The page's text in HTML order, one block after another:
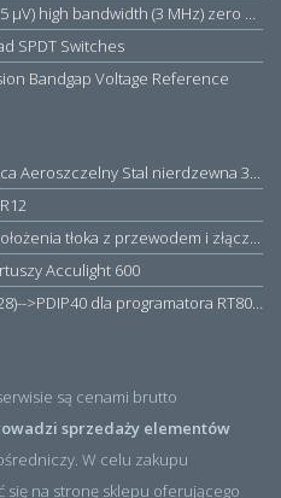
TSZ182IST Very high accuracy (25 µV) high bandwidth (3 MHz) zero drift 5 V operational amplifiers
SPDT Switches
Bandgap Voltage Reference
RS PRO Nakrętka zabezpieczająca Aeroszczelny Stal nierdzewna 316 Zwykłe
CE3M8P W0952029394 Czujnik położenia tłoka z przewodem i złączem M8, PNP NO, 10...30VDC, 100mA, METALWORK, METAL WORK jak MZT1-0
Acculight 600
Adapter dedykowany ITE(LQFP128)-->PDIP40 dla programatora RT809H/RT809F (simple)
są cenami brutto
sprzedaży elementów
W celu zakupu
na stronę sklepu oferującego